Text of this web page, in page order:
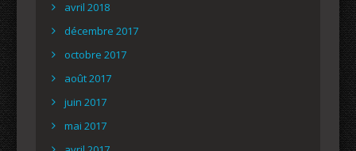
avril 2018
décembre 2017
octobre 2017
août 2017
juin 2017
mai 2017